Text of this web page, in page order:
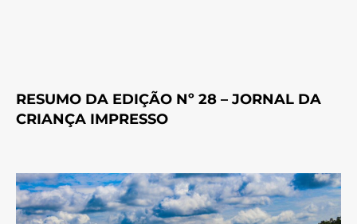
RESUMO DA EDIÇÃO Nº 28 – JORNAL DA
CRIANÇA IMPRESSO